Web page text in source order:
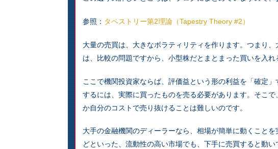
参照： タペストリー第2理論（Tapestry Theory #2）
大量の売買は、大きなボラティリティを作ります。つまり
は、比較の問題ですから、小型株だとまとまった買いを入れ
ここで機関投資家ならば、評価益という形の利益を「確定
するには、実際に買ったものを売る必要があります。そこ
か自分のコストで売り抜けることは難しいのです。
大手の金融機関のディーラーなら、相場が簡単に動くこと
どといった、流動性の高い市場でも、下手に売買すると動